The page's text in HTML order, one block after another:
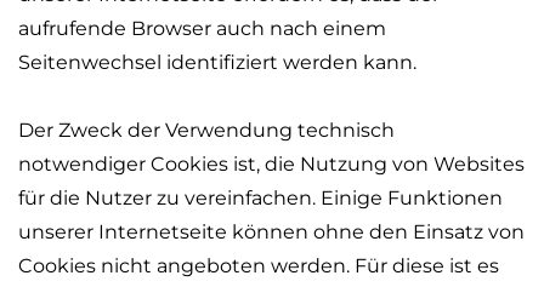
aufrufende Browser auch nach einem
Seitenwechsel identifiziert werden kann.
Der Zweck der Verwendung technisch
notwendiger Cookies ist, die Nutzung von Websites
für die Nutzer zu vereinfachen. Einige Funktionen
unserer Internetseite können ohne den Einsatz von
Cookies nicht angeboten werden. Für diese ist es